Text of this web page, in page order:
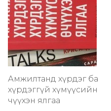
Амжилтанд хүрдэг ба
хүрдэггүй хүмүүсийн
өчүүхэн ялгаа